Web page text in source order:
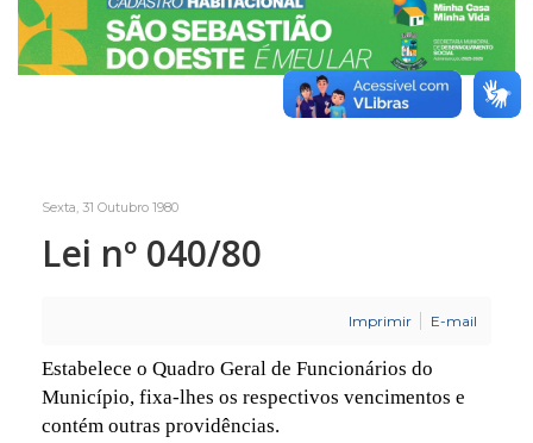
Sexta, 31 Outubro 1980
Lei nº 040/80
Imprimir E-mail
Estabelece o Quadro Geral de Funcionários do
Município, fixa-lhes os respectivos vencimentos e
contém outras providências.